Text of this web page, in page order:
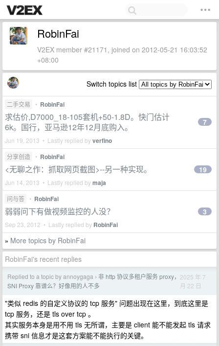
RobinFai
V2EX member #21171, joined on 2012-05-21 16:03:52
+08:00
Switch topics list
二手交易 • RobinFai
求估价,D7000_18-105套机+50-1.8D。快门估计
6k。国行，亚马逊12年12月底购入。
Jun 19, 2013 • Lastly replied byverfino
7
分享创造 • RobinFai
<无聊之作：抓取网页截图>--另一种实现。
Jun 14, 2013 • Lastly replied bymaja
19
问与答 • RobinFai
弱弱问下有做视频监控的人没？
Sep 23, 2012 • Lastly replied by RobinFai
3
» More topics by RobinFai
RobinFai's recent replies
Replied to a topic by annoygaga › 非 http 协议多租户服务 proxy，
SNI Proxy 靠谱么？好像用的人不多
2025 年 7
月 22 日
"类似 redis 的自定义协议的 tcp 服务" 问题出现在这里，到底这里是
tcp 服务，还是 tls over tcp 。
其实服务本身是用不用 tls 无所谓，主要是 client 能不能发起 tls 请求
携带 sni 信息才是这套方案能不能执行的关键。